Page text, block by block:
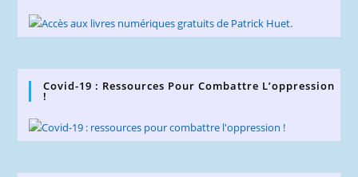
Covid-19 : Ressources Pour Combattre L’oppression
!